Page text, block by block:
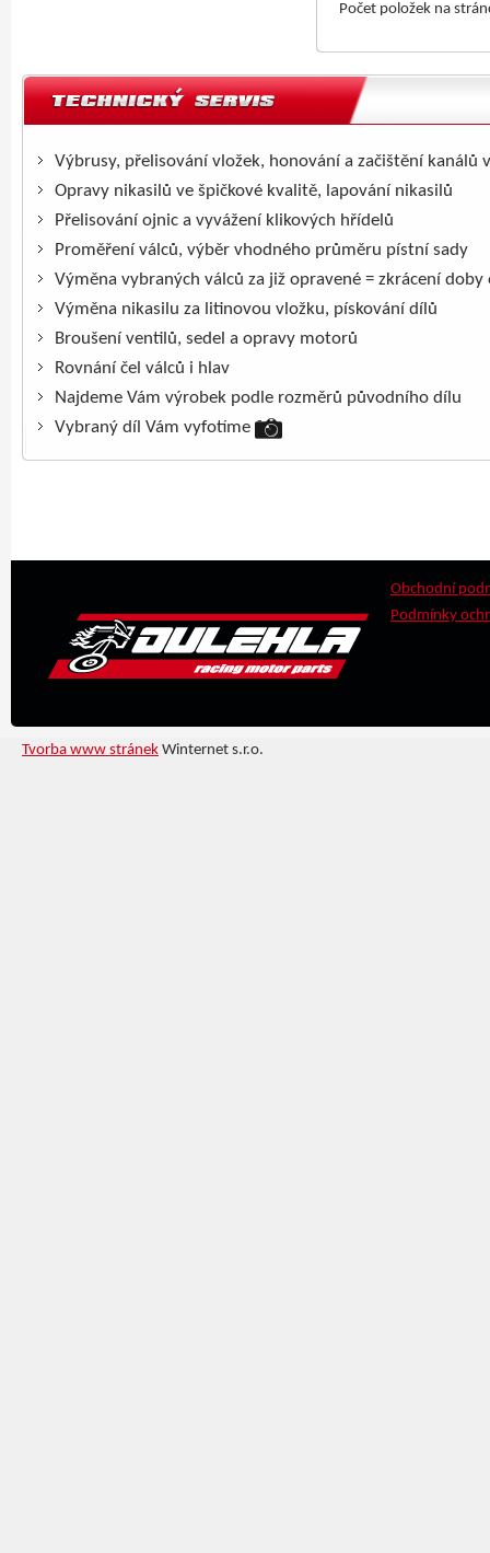
Počet položek na
Výbrusy, přelisování vložek, honování a začištění kanálů
Opravy nikasilů ve špičkové kvalitě, lapování nikasilů
Přelisování ojnic a vyvážení klikových hřídelů
Proměření válců, výběr vhodného průměru pístní sady
Výměna vybraných válců za již opravené = zkrácení doby
Výměna nikasilu za litinovou vložku, pískování dílů
Broušení ventilů, sedel a opravy motorů
Rovnání čel válců i hlav
Najdeme Vám výrobek podle rozměrů původního dílu
Vybraný díl Vám vyfotíme
Obchodní
Podmínky
Tvorba www stránek Winternet s.r.o.